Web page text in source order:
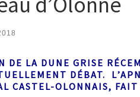
DE LA DUNE GRISE
DÉBAT.
CASTEL-OLONNAIS,